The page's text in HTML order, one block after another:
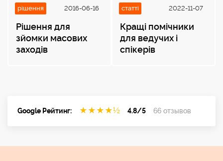
рішення 2016-06-16
Рішення для
зйомки масових
заходів
статті 2022-11-07
Кращі помічники
для ведучих і
спікерів
Google Рейтинг: ★ ★ ★ ★½ 4.8/5 66 отзывов